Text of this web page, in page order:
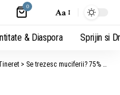
0 Aa
& Diaspora Sprijin si
> Se trezesc muciferii? 75% dintre bucureşteni consideră că România se îndreaptă într-o direcţie greşită